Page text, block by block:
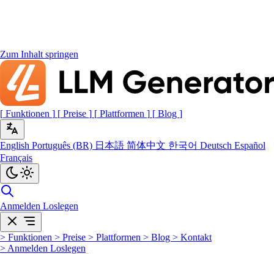
Zum Inhalt springen
[ Funktionen ] [ Preise ] [ Plattformen ] [ Blog ]
English Português (BR) 日本語 简体中文 한국어 Deutsch Español
Français
Anmelden Loslegen
> Funktionen > Preise > Plattformen > Blog > Kontakt
> Anmelden Loslegen